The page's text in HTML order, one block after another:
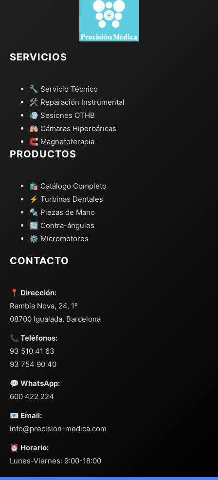
SERVICIOS
🔧 Servicio Técnico
🛠️ Reparación Instrumental
💨 Sesiones OTHB
🫁 Cámaras Hiperbáricas
🧲 Magnetoterapia
PRODUCTOS
🛍️ Catálogo Completo
⚡ Turbinas Dentales
🔩 Piezas de Mano
🔄 Contra-ángulos
⚙️ Micromotores
CONTACTO
📍 Dirección:
Rambla Nova, 24, 1º
08700 Igualada, Barcelona
📞 Teléfonos:
93 510 41 63
93 754 90 40
💬 WhatsApp:
600 422 224
📧 Email:
info@precision-medica.com
⏰ Horario:
Lunes-Viernes: 9:00-18:00